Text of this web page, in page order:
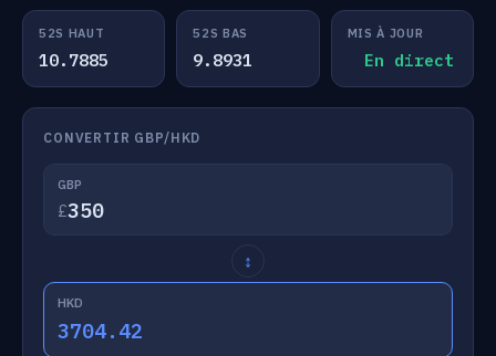
52S HAUT
10.7885
52S BAS
9.8931
MIS À JOUR
En direct
CONVERTIR GBP/HKD
GBP
£
↕
HKD
3704.42